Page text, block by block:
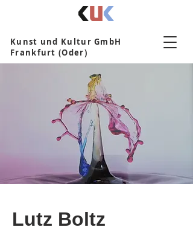
Kunst und Kultur GmbH
Frankfurt (Oder)
Lutz Boltz